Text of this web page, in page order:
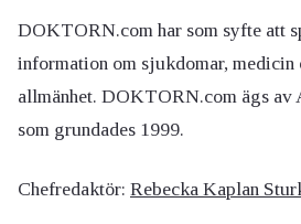
DOKTORN.com har som syfte att
information om sjukdomar, medicin
allmänhet. DOKTORN.com ägs
som grundades 1999.
Chefredaktör: Rebecka Kaplan